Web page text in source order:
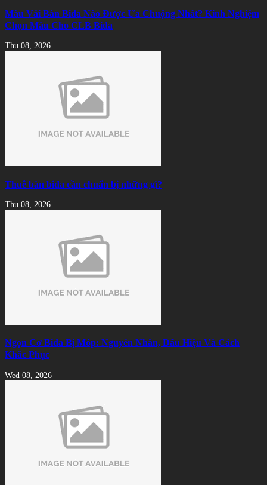
Màu Vải Bàn Bida Nào Được Ưa Chuộng Nhất? Kinh Nghiệm
Chọn Màu Cho CLB Bida
Thu 08, 2026
Thuê bàn bida cần chuẩn bị những gì?
Thu 08, 2026
Ngọn Cơ Bida Bị Móp: Nguyên Nhân, Dấu Hiệu Và Cách
Khắc Phục
Wed 08, 2026